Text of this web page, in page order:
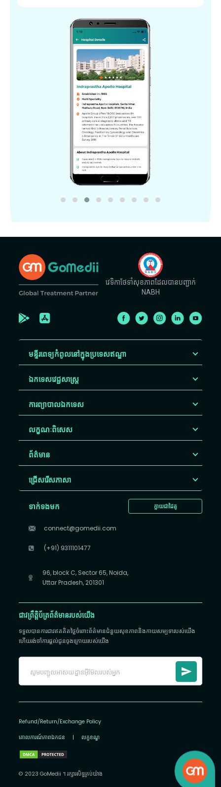
វេទិកាថែទាំសុខភាពដែលបានបញ្ជាក់
NABH
មន្ទីរពេទ្យកំពូលនៅក្នុងប្រទេសឥណ្ឌា
ឯកទេសវេជ្ជសាស្ត្រ
ការព្យាបាលឯកទេស
លក្ខណៈពិសេស
ព័ត៌មាន
ជ្រើសរើស​ភាសា
ក្លាយជាដៃគូ
ទាក់ទងមក
connect@gomedii.com
(+91) 9311101477
96, block C, Sector 65, Noida,
Uttar Pradesh, 201301
ជាវព្រឹត្តិប័ត្រព័ត៌មានរបស់យើង
ទទួលបានការជាវឥតគិតថ្លៃចំពោះព័ត៌មានជំនួយសុខភាពនិងកាយសម្បទារបស់យើង
ហើយរង់ចាំការផ្តល់ជូនចុងក្រោយរបស់យើង
Refund/Return/Exchange Policy
គោលការណ៍​ភាព​ឯកជន | លក្ខខណ្ឌ
© 2023 GoMedii ។ រក្សា​រ​សិទ្ធ​គ្រប់យ៉ាង